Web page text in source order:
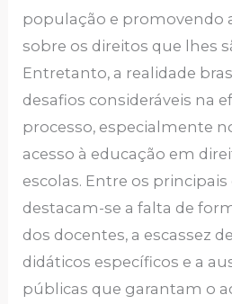
população e promovendo
sobre os direitos que lhes
Entretanto, a realidade
desafios consideráveis na
processo, especialmente
acesso à educação em
escolas. Entre os
destacam-se a falta de
dos docentes, a escassez
didáticos específicos e a
públicas que garantam o